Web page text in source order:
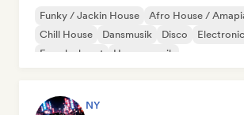
Funky / Jackin House
Afro House /
Chill House
Dansmusik Disco
Franska huset
House-musik
NY